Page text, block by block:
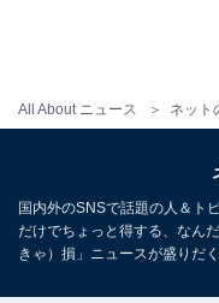
All About ニュース ネット
国内外のSNSで話題の人＆ト
だけでちょっと得する、なん
きゃ）損」ニュースが盛りだく